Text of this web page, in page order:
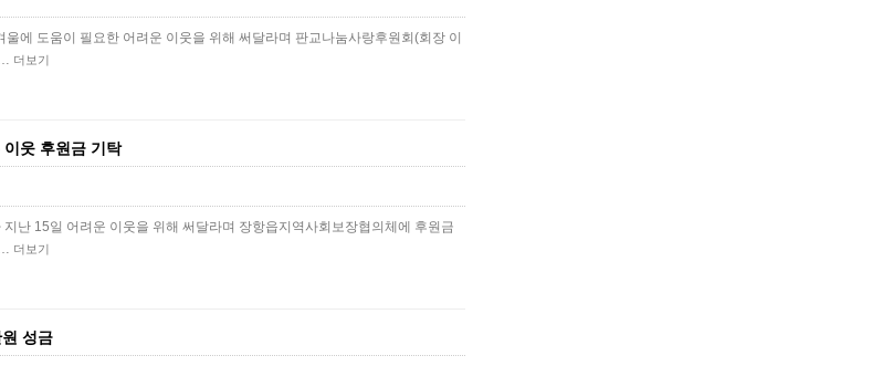
에 도움이 필요한 어려운 이웃을 위해 써달라며 판교나눔사랑후원회(회장 이
더보기
웃 후원금 기탁
난 15일 어려운 이웃을 위해 써달라며 장항읍지역사회보장협의체에 후원금
더보기
성금